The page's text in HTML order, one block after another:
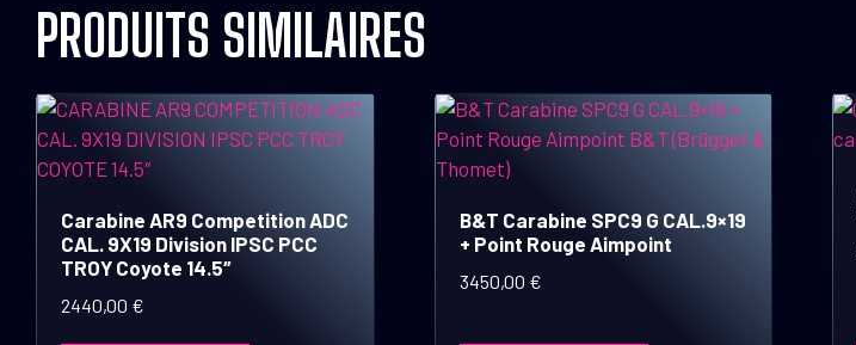
PRODUITS SIMILAIRES
Carabine AR9 Competition ADC
CAL. 9X19 Division IPSC PCC
TROY Coyote 14.5″
2440,00 €
B&T Carabine SPC9 G CAL.9×19
+ Point Rouge Aimpoint
3450,00 €